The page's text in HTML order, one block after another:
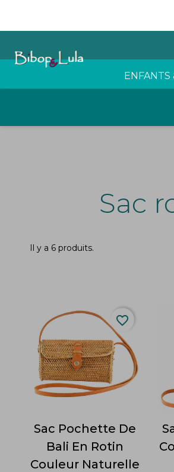
ENFANTS
Sac
Il y a 6 produits.
Sac Pochette De
Bali En Rotin
Couleur Naturelle
favorite_border